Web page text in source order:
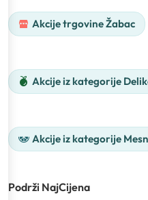
Akcije trgovine Žabac
Akcije iz kategorije
Akcije iz kategorije
Podrži NajCijena